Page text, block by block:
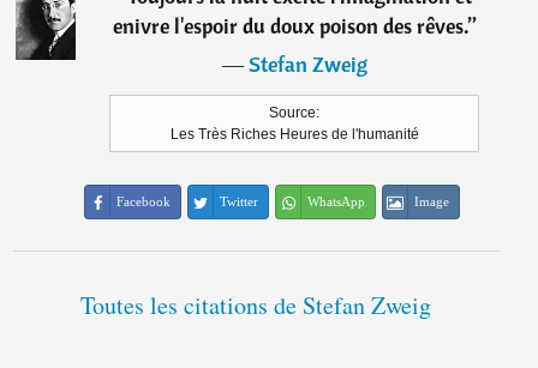
enivre l'espoir du doux poison des rêves.”
―Stefan Zweig
Source:
Les Très Riches Heures de l'humanité
Facebook Twitter WhatsApp Image
Toutes les citations de Stefan Zweig